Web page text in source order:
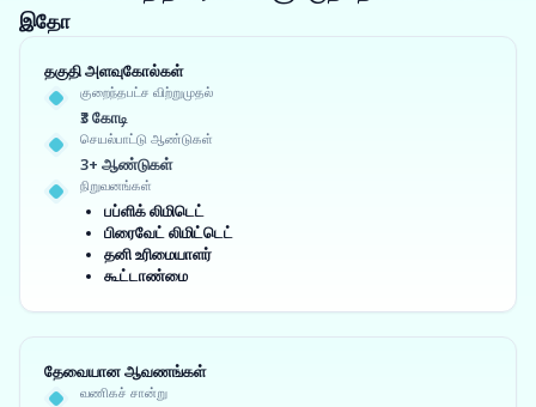
இதோ
தகுதி அளவுகோல்கள்
குறைந்தபட்ச விற்றுமுதல்
₹3 கோடி
செயல்பாட்டு ஆண்டுகள்
3+ ஆண்டுகள்
நிறுவனங்கள்
பப்ளிக் லிமிடெட்
பிரைவேட் லிமிட்டெட்
தனி உரிமையாளர்
கூட்டாண்மை
தேவையான ஆவணங்கள்
வணிகச் சான்று